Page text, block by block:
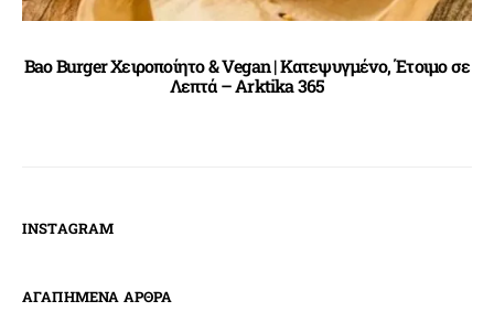
Bao Burger Χειροποίητο & Vegan | Κατεψυγμένο, Έτοιμο σε
Λεπτά – Arktika 365
INSTAGRAM
ΑΓΑΠΗΜΕΝΑ ΑΡΘΡΑ